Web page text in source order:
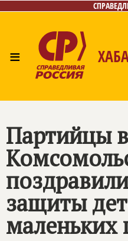
≡
Партийцы в
защиты
маленьких